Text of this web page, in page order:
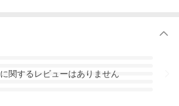
に関するレビューはありません